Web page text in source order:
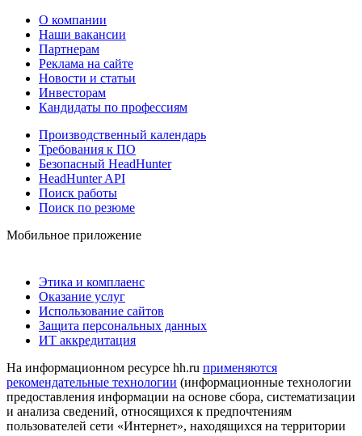
О компании
Наши вакансии
Партнерам
Реклама на сайте
Новости и статьи
Инвесторам
Кандидаты по профессиям
Производственный календарь
Требования к ПО
Безопасный HeadHunter
HeadHunter API
Поиск работы
Поиск по резюме
Мобильное приложение
Этика и комплаенс
Оказание услуг
Использование сайтов
Защита персональных данных
ИТ аккредитация
На информационном ресурсе hh.ru применяются
рекомендательные технологии (информационные технологии
предоставления информации на основе сбора, систематизации
и анализа сведений, относящихся к предпочтениям
пользователей сети «Интернет», находящихся на территории